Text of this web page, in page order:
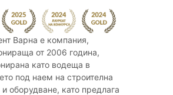
Варна е компания,
от 2006 година,
като водеща в
под наем на строителна
и оборудване, като предлага